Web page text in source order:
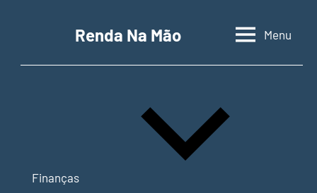
conteúdo
Renda Na Mão
Contabilidade,
empreendedorismo
Menu
Finanças